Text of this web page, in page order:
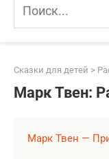
Сказки для детей >
Марк Твен:
Марк Твен —